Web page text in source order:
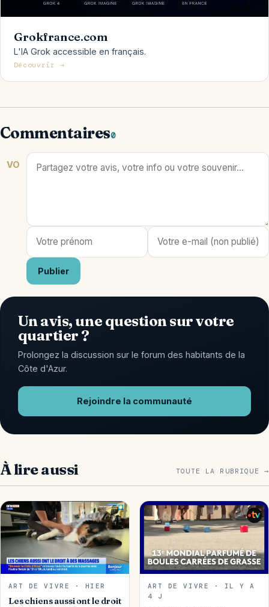
Grokfrance.com
L'IA Grok accessible en français.
Découvrir →
Commentaires0
VO
Publier
Un avis, une question sur votre
quartier ?
Prolongez la discussion sur le forum des habitants de la
Côte d'Azur.
Rejoindre la communauté
À lire aussi TOUTE LA RUBRIQUE →
ART DE VIVRE · HIER
Les chiens aussi ont le droit
ART DE VIVRE · IL Y A
4 J